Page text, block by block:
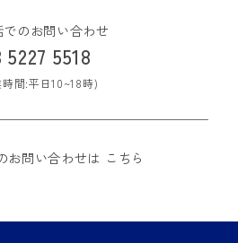
でのお問い合わせ
5227 5518
間:平日10~18時)
お問い合わせは こちら